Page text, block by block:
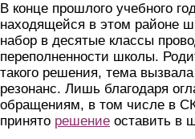
В конце прошлого учебного
находящейся в этом районе
набор в десятые классы
переполненности школы.
такого решения, тема
резонанс. Лишь благодаря
обращениям, в том числе в
принято решение оставить в